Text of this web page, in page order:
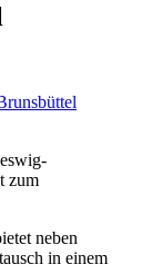
zum
neben
in einem